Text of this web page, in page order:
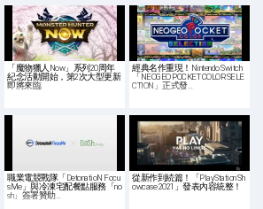
「魔物獵人Now」系列20周年
紀念活動開始，第2次大型更新
即將來臨
經典名作重現！Nintendo Switch
「NEOGEO POCKET COLOR SELE
CTION」正式發…
職業電競戰隊「DetonatioN Focu
sMe」與冷凍宅配餐點服務「no
sh」簽署贊助…
從新作到続篇！「PlayStation Sh
owcase 2021」發表內容統整！